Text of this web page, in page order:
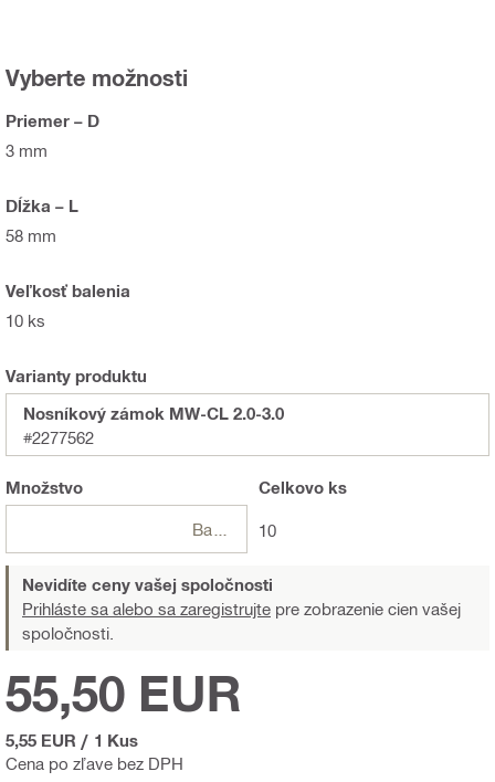
Vyberte možnosti
Priemer – D
3 mm
Dĺžka – L
58 mm
Veľkosť balenia
10 ks
Varianty produktu
Nosníkový zámok MW-CL 2.0-3.0
#2277562
Množstvo Celkovo ks
10
Nevidíte ceny vašej spoločnosti
Prihláste sa alebo sa zaregistrujte pre zobrazenie cien vašej
spoločnosti.
Cena po zľave bez DPH
55,50 EUR
5,55 EUR / 1 Kus